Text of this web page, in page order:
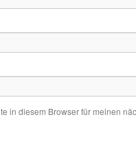
in diesem Browser für meinen